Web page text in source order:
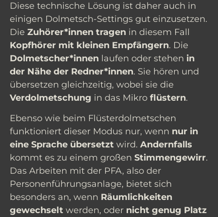
Diese technische Lösung ist daher auch in
einigen Dolmetsch-Settings gut einzusetzen.
Die Zuhörer*innen tragen in diesem Fall
Kopfhörer mit kleinen Empfängern. Die
Dolmetscher*innen laufen oder stehen in
der Nähe der Redner*innen. Sie hören und
übersetzen gleichzeitig, wobei sie die
Verdolmetschung in das Mikro flüstern.
Ebenso wie beim Flüsterdolmetschen
funktioniert dieser Modus nur, wenn nur in
eine Sprache übersetzt wird. Andernfalls
kommt es zu einem großen Stimmengewirr.
Das Arbeiten mit der PFA, also der
Personenführungsanlage, bietet sich
besonders an, wenn Räumlichkeiten
gewechselt werden, oder nicht genug Platz